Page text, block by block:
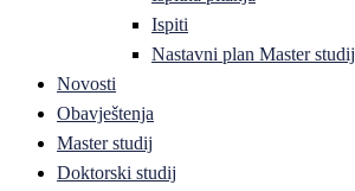
Ispiti
Nastavni plan Master studij
Novosti
Obavještenja
Master studij
Doktorski studij